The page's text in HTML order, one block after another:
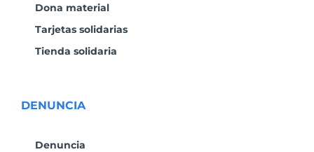
Dona material
Tarjetas solidarias
Tienda solidaria
DENUNCIA
Denuncia